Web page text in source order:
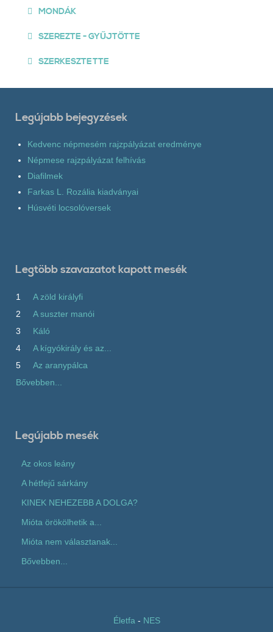
MONDÁK
SZEREZTE - GYŰJTÖTTE
SZERKESZTETTE
Legújabb bejegyzések
Kedvenc népmesém rajzpályázat eredménye
Népmese rajzpályázat felhívás
Diafilmek
Farkas L. Rozália kiadványai
Húsvéti locsolóversek
Legtöbb szavazatot kapott mesék
1
A zöld királyfi
2
A suszter manói
3
Káló
4
A kígyókirály és az...
5
Az aranypálca
Bővebben...
Legújabb mesék
Az okos leány
A hétfejű sárkány
KINEK NEHEZEBB A DOLGA?
Mióta örökölhetik a...
Mióta nem választanak...
Bővebben...
Életfa - NES